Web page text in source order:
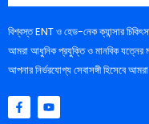
বিশ্বস্ত ENT ও হেড-নেক ক্যান্সার
আমরা আধুনিক প্রযুক্তি ও মানবিক যত্নের
আপনার নির্ভরযোগ্য সেবাসঙ্গী হিসেবে
F
a
Y
o